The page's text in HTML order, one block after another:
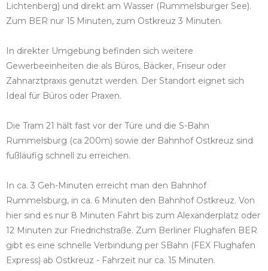
Lichtenberg) und direkt am Wasser (Rummelsburger See).
Zum BER nur 15 Minuten, zum Ostkreuz 3 Minuten.
In direkter Umgebung befinden sich weitere
Gewerbeeinheiten die als Büros, Bäcker, Friseur oder
Zahnarztpraxis genutzt werden. Der Standort eignet sich
Ideal für Büros oder Praxen.
Die Tram 21 hält fast vor der Türe und die S-Bahn
Rummelsburg (ca 200m) sowie der Bahnhof Ostkreuz sind
fußläufig schnell zu erreichen.
In ca. 3 Geh-Minuten erreicht man den Bahnhof
Rummelsburg, in ca. 6 Minuten den Bahnhof Ostkreuz. Von
hier sind es nur 8 Minuten Fahrt bis zum Alexanderplatz oder
12 Minuten zur Friedrichstraße. Zum Berliner Flughafen BER
gibt es eine schnelle Verbindung per SBahn (FEX Flughafen
Express) ab Ostkreuz - Fahrzeit nur ca. 15 Minuten.